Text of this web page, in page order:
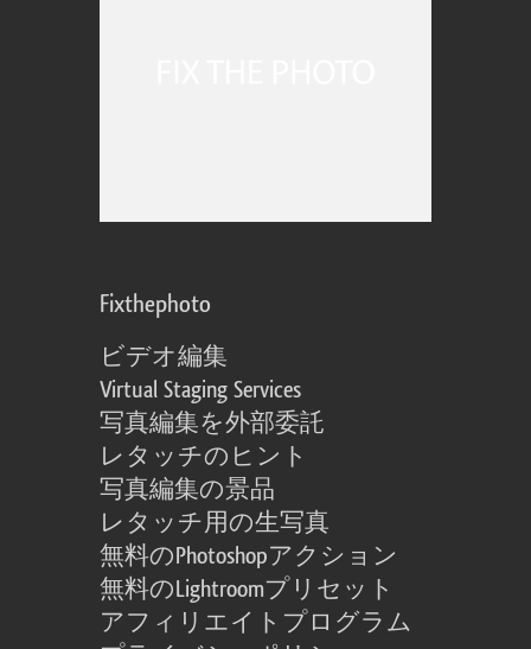
Fixthephoto
ビデオ編集
Virtual Staging Services
写真編集を外部委託
レタッチのヒント
写真編集の景品
レタッチ用の生写真
無料のPhotoshopアクション
無料のLightroomプリセット
アフィリエイトプログラム